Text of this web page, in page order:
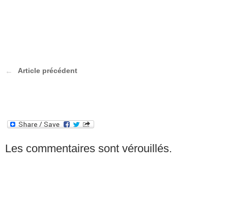
Article précédent
Les commentaires sont vérouillés.